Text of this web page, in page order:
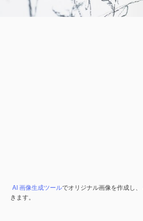
AI 画像生成ツールでオリジナル画像を作成し、
きます。